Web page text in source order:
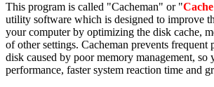
This program is called "Cacheman" or "
utility software which is designed to improve
your computer by optimizing the disk cache,
of other settings. Cacheman prevents frequent
disk caused by poor memory management, so
performance, faster system reaction time and